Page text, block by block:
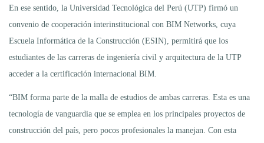
En ese sentido, la Universidad Tecnológica del Perú (UTP) firmó un
convenio de cooperación interinstitucional con BIM Networks, cuya
Escuela Informática de la Construcción (ESIN), permitirá que los
estudiantes de las carreras de ingeniería civil y arquitectura de la UTP
acceder a la certificación internacional BIM.
“BIM forma parte de la malla de estudios de ambas carreras. Esta es una
tecnología de vanguardia que se emplea en los principales proyectos de
construcción del país, pero pocos profesionales la manejan. Con esta